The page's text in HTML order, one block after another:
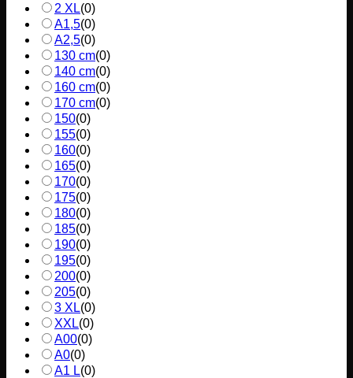
2 XL(0)
A1,5(0)
A2,5(0)
130 cm(0)
140 cm(0)
160 cm(0)
170 cm(0)
150(0)
155(0)
160(0)
165(0)
170(0)
175(0)
180(0)
185(0)
190(0)
195(0)
200(0)
205(0)
3 XL(0)
XXL(0)
A00(0)
A0(0)
A1 L(0)